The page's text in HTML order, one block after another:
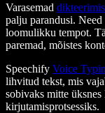
Varasemad
palju parandusi.
loomulikku tempot.
paremad, mõistes
Speechify Voice
lihvitud tekst, mis
sobivaks mitte
kirjutamisprotsessiks.